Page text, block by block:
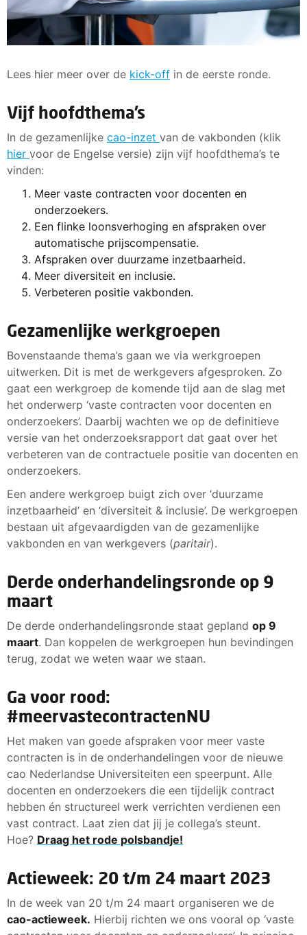
Lees hier meer over de kick-off in de eerste ronde.
Vijf hoofdthema’s
In de gezamenlijke cao-inzet van de vakbonden (klik
hier voor de Engelse versie) zijn vijf hoofdthema’s te
vinden:
Meer vaste contracten voor docenten en
onderzoekers.
Een flinke loonsverhoging en afspraken over
automatische prijscompensatie.
Afspraken over duurzame inzetbaarheid.
Meer diversiteit en inclusie.
Verbeteren positie vakbonden.
Gezamenlijke werkgroepen
Bovenstaande thema’s gaan we via werkgroepen
uitwerken. Dit is met de werkgevers afgesproken. Zo
gaat een werkgroep de komende tijd aan de slag met
het onderwerp ‘vaste contracten voor docenten en
onderzoekers’. Daarbij wachten we op de definitieve
versie van het onderzoeksrapport dat gaat over het
verbeteren van de contractuele positie van docenten en
onderzoekers.
Een andere werkgroep buigt zich over ‘duurzame
inzetbaarheid’ en ‘diversiteit & inclusie’. De werkgroepen
bestaan uit afgevaardigden van de gezamenlijke
vakbonden en van werkgevers (paritair).
Derde onderhandelingsronde op 9
maart
De derde onderhandelingsronde staat gepland op 9
maart. Dan koppelen de werkgroepen hun bevindingen
terug, zodat we weten waar we staan.
Ga voor rood:
#meervastecontractenNU
Het maken van goede afspraken voor meer vaste
contracten is in de onderhandelingen voor de nieuwe
cao Nederlandse Universiteiten een speerpunt. Alle
docenten en onderzoekers die een tijdelijk contract
hebben én structureel werk verrichten verdienen een
vast contract. Laat zien dat jij je collega’s steunt.
Hoe? Draag het rode polsbandje!
Actieweek: 20 t/m 24 maart 2023
In de week van 20 t/m 24 maart organiseren we de
cao-actieweek. Hierbij richten we ons vooral op ‘vaste